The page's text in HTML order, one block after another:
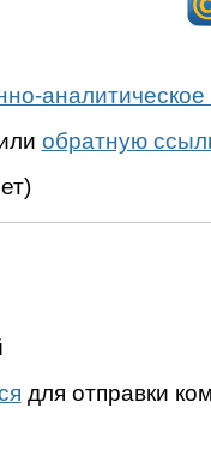
аналитическое
обратную
для отправки